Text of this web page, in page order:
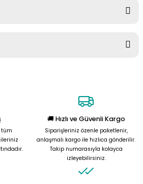
henüz soru sorulmamış.
ederiz.
veya görüntülenemiyor.
bilgiler bulunuyor.
bulunuyor.
daha pahalı.
tüm
🚚 Hızlı ve Güvenli Kargo
Siparişleriniz özenle paketlenir,
anlaşmalı kargo ile hızlıca gönderilir.
Takip numarasıyla kolayca
izleyebilirsiniz.